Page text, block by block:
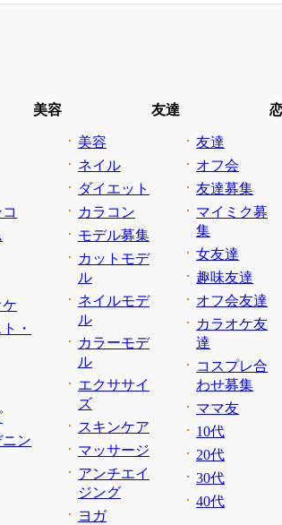
・
ニン
美容
美容
ネイル
ダイエット
カラコン
モデル募集
カットモデ
ル
ネイルモデ
ル
カラーモデ
ル
エクササイ
ズ
スキンケア
マッサージ
アンチエイ
ジング
ヨガ
友達
友達
オフ会
友達募集
マイミク募
集
女友達
趣味友達
オフ会友達
カラオケ友
達
コスプレ合
わせ募集
ママ友
10代
20代
30代
40代